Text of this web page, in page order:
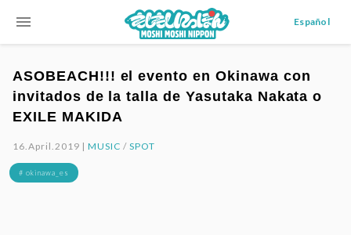
menu Español
ASOBEACH!!! el evento en Okinawa con
invitados de la talla de Yasutaka Nakata o
EXILE MAKIDA
16.April.2019 |MUSIC /SPOT
# okinawa_es